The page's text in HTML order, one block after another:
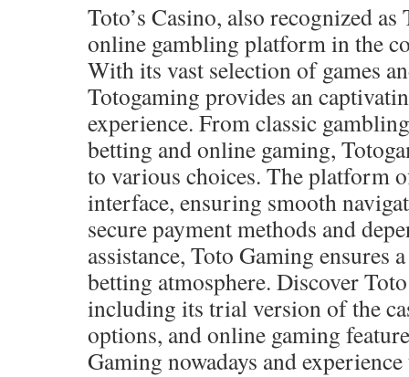
Toto’s Casino, also recognized
online gambling platform in the
With its vast selection of games
Totogaming provides an
experience. From classic
betting and online gaming,
to various choices. The platform
interface, ensuring smooth
secure payment methods and
assistance, Toto Gaming ensures
betting atmosphere. Discover
including its trial version of the
options, and online gaming
Gaming nowadays and